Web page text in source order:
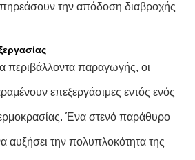
την απόδοση διαβροχής
περιβάλλοντα παραγωγής, οι
επεξεργάσιμες εντός ενός
Ένα στενό παράθυρο
αυξήσει την πολυπλοκότητα της